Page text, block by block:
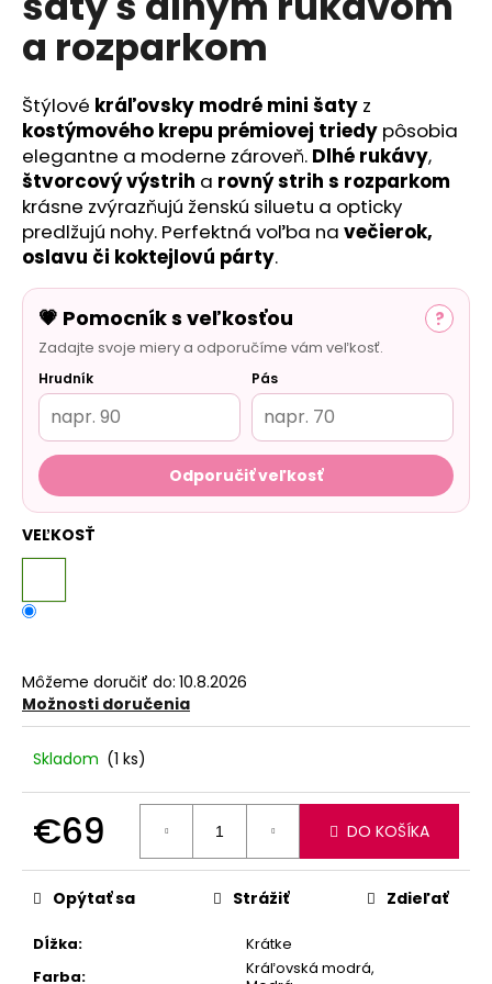
a rozparkom
Štýlové kráľovsky modré mini šaty z
kostýmového krepu prémiovej triedy pôsobia
elegantne a moderne zároveň. Dlhé rukávy,
štvorcový výstrih a rovný strih s rozparkom
krásne zvýrazňujú ženskú siluetu a opticky
predlžujú nohy. Perfektná voľba na večierok,
oslavu či koktejlovú párty.
💗 Pomocník s veľkosťou ?
Zadajte svoje miery a odporučíme vám veľkosť.
Hrudník Pás
Odporučiť veľkosť
VEĽKOSŤ
Môžeme doručiť do: 10.8.2026
Možnosti doručenia
Skladom (1 ks)
€69 DO KOŠÍKA
Dĺžka:
Krátke
Farba:
Kráľovská modrá,
Opýtať sa Strážiť Zdieľať
a
m